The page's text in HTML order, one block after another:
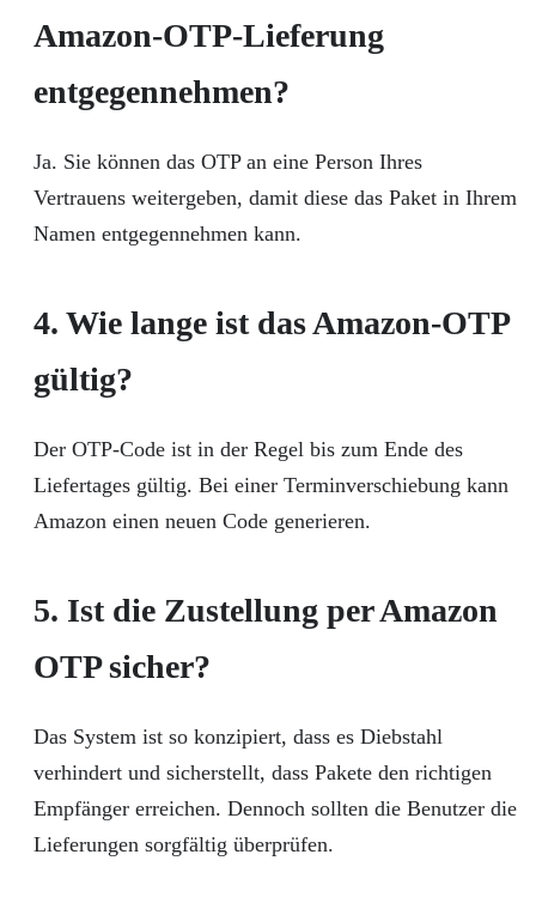
Amazon-OTP-Lieferung
entgegennehmen?
Ja. Sie können das OTP an eine Person Ihres
Vertrauens weitergeben, damit diese das Paket in Ihrem
Namen entgegennehmen kann.
4. Wie lange ist das Amazon-OTP
gültig?
Der OTP-Code ist in der Regel bis zum Ende des
Liefertages gültig. Bei einer Terminverschiebung kann
Amazon einen neuen Code generieren.
5. Ist die Zustellung per Amazon
OTP sicher?
Das System ist so konzipiert, dass es Diebstahl
verhindert und sicherstellt, dass Pakete den richtigen
Empfänger erreichen. Dennoch sollten die Benutzer die
Lieferungen sorgfältig überprüfen.